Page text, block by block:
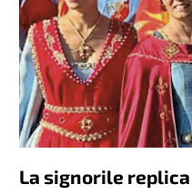
La signorile replica